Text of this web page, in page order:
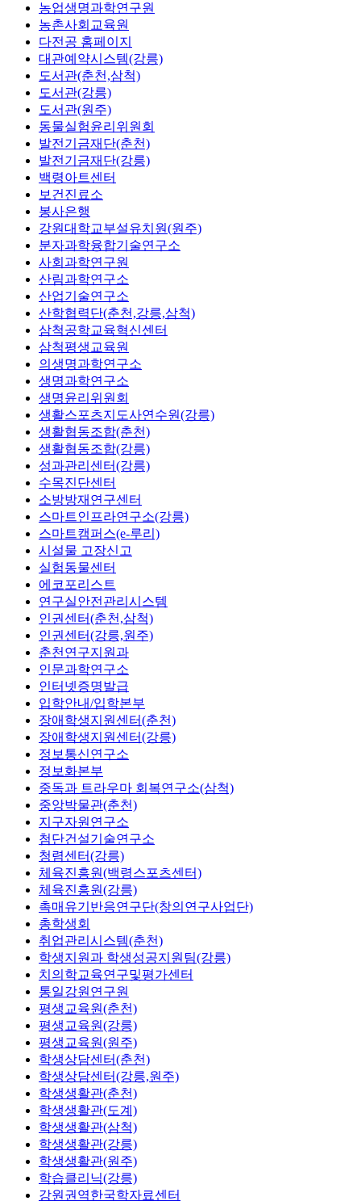
농업생명과학연구원
농촌사회교육원
다전공 홈페이지
대관예약시스템(강릉)
도서관(춘천,삼척)
도서관(강릉)
도서관(원주)
동물실험윤리위원회
발전기금재단(춘천)
발전기금재단(강릉)
백령아트센터
보건진료소
봉사은행
강원대학교부설유치원(원주)
분자과학융합기술연구소
사회과학연구원
산림과학연구소
산업기술연구소
산학협력단(춘천,강릉,삼척)
삼척공학교육혁신센터
삼척평생교육원
의생명과학연구소
생명과학연구소
생명윤리위원회
생활스포츠지도사연수원(강릉)
생활협동조합(춘천)
생활협동조합(강릉)
성과관리센터(강릉)
수목진단센터
소방방재연구센터
스마트인프라연구소(강릉)
스마트캠퍼스(e-루리)
시설물 고장신고
실험동물센터
에코포리스트
연구실안전관리시스템
인권센터(춘천,삼척)
인권센터(강릉,원주)
춘천연구지원과
인문과학연구소
인터넷증명발급
입학안내/입학본부
장애학생지원센터(춘천)
장애학생지원센터(강릉)
정보통신연구소
정보화본부
중독과 트라우마 회복연구소(삼척)
중앙박물관(춘천)
지구자원연구소
첨단건설기술연구소
청렴센터(강릉)
체육진흥원(백령스포츠센터)
체육진흥원(강릉)
촉매유기반응연구단(창의연구사업단)
총학생회
취업관리시스템(춘천)
학생지원과 학생성공지원팀(강릉)
치의학교육연구및평가센터
통일강원연구원
평생교육원(춘천)
평생교육원(강릉)
평생교육원(원주)
학생상담센터(춘천)
학생상담센터(강릉,원주)
학생생활관(춘천)
학생생활관(도계)
학생생활관(삼척)
학생생활관(강릉)
학생생활관(원주)
학습클리닉(강릉)
강원권역한국학자료센터